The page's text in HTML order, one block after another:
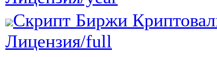
Скрипт Биржи
Лицензия/full